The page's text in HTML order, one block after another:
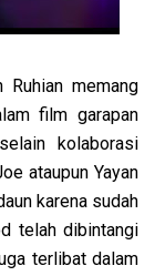
Ruhian memang
film garapan
kolaborasi
ataupun Yayan
karena sudah
telah dibintangi
terlibat dalam